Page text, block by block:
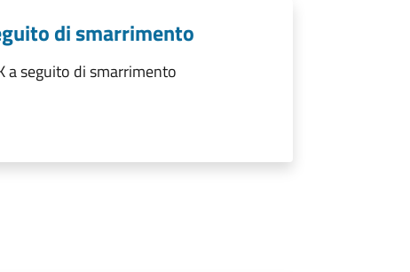
di smarrimento
a seguito di smarrimento